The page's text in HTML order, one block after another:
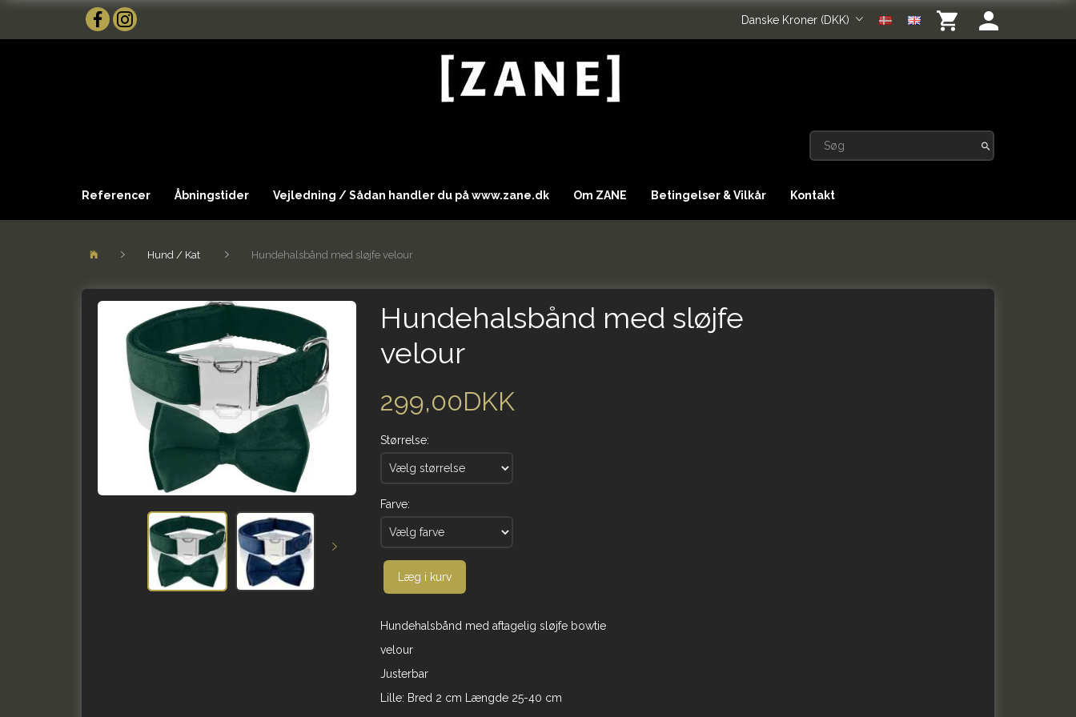
Danske Kroner (DKK)
Referencer Åbningstider Vejledning / Sådan handler du på www.zane.dk Om ZANE Betingelser & Vilkår Kontakt
Hund / Kat Hundehalsbånd med sløjfe velour
Hundehalsbånd med sløjfe
velour
299,00DKK
Størrelse:
Farve:
Læg i kurv
Hundehalsbånd med aftagelig sløjfe bowtie
velour
Justerbar
Lille: Bred 2 cm Længde 25-40 cm